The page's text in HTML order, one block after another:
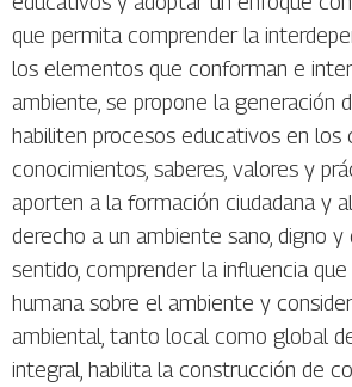
que permita comprender la
los elementos que conforman e
ambiente, se propone la generación
habiliten procesos educativos en los
conocimientos, saberes, valores y
aporten a la formación ciudadana y
derecho a un ambiente sano, digno y
sentido, comprender la influencia
humana sobre el ambiente y
ambiental, tanto local como global
integral, habilita la construcción de